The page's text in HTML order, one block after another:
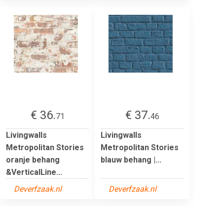
€ 36.71
Livingwalls
Metropolitan Stories
oranje behang
&VerticalLine...
Deverfzaak.nl
€ 37.46
Livingwalls
Metropolitan Stories
blauw behang |...
Deverfzaak.nl